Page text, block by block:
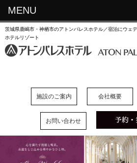
茨城県鹿嶋市・神栖市のアトンパレスホテル／宿泊にウェ
ホテルリゾート
施設のご案内 会社概要
お問い合わせ
MENU